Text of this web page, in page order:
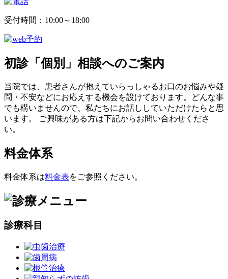
受付時間：10:00～18:00
初診「個別」相談へのご案内
当院では、患者さんが抱えていらっしゃるお口のお悩みや疑
問・不安などにお応えする機会を設けております。どんな事
でも構いませんので、私たちにお話ししていただけたらと思
います。 ご興味がある方は下記からお問い合わせくださ
い。
料金体系
料金体系は料金表をご参照ください。
診療科目